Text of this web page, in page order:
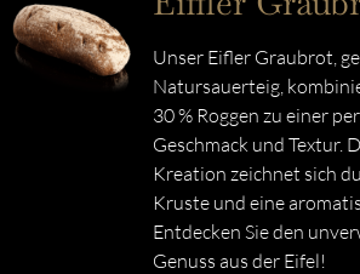
Unser Eifler Graubrot,
Natursauerteig,
30 % Roggen zu einer
Geschmack und Textur.
Kreation zeichnet sich
Kruste und eine
Entdecken Sie den
Genuss aus der Eifel!